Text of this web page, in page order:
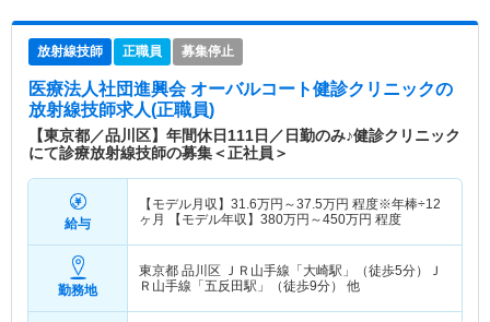
放射線技師 正職員 募集停止
医療法人社団進興会 オーバルコート健診クリニックの
放射線技師求人(正職員)
【東京都／品川区】年間休日111日／日勤のみ♪健診クリニック
にて診療放射線技師の募集＜正社員＞
給与
【モデル月収】 31.6万円～37.5万円 程度※年棒÷12
ヶ月 【モデル年収】 380万円～450万円 程度
勤務地
東京都 品川区 ＪＲ山手線「大崎駅」（徒歩5分）Ｊ
Ｒ山手線「五反田駅」（徒歩9分） 他